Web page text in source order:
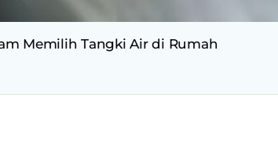
Memilih Tangki Air di Rumah